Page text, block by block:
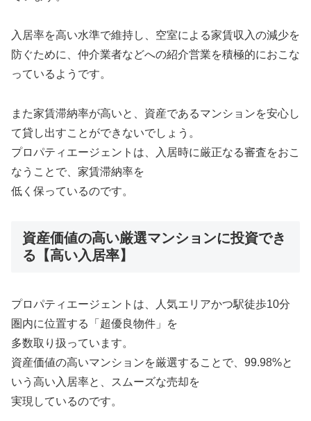
入居率を高い水準で維持し、空室による家賃収入の減少を
防ぐために、仲介業者などへの紹介営業を積極的におこな
っているようです。
また家賃滞納率が高いと、資産であるマンションを安心し
て貸し出すことができないでしょう。
プロパティエージェントは、入居時に厳正なる審査をおこ
なうことで、家賃滞納率を
低く保っているのです。
資産価値の高い厳選マンションに投資でき
る【高い入居率】
プロパティエージェントは、人気エリアかつ駅徒歩10分
圏内に位置する「超優良物件」を
多数取り扱っています。
資産価値の高いマンションを厳選することで、99.98%と
いう高い入居率と、スムーズな売却を
実現しているのです。